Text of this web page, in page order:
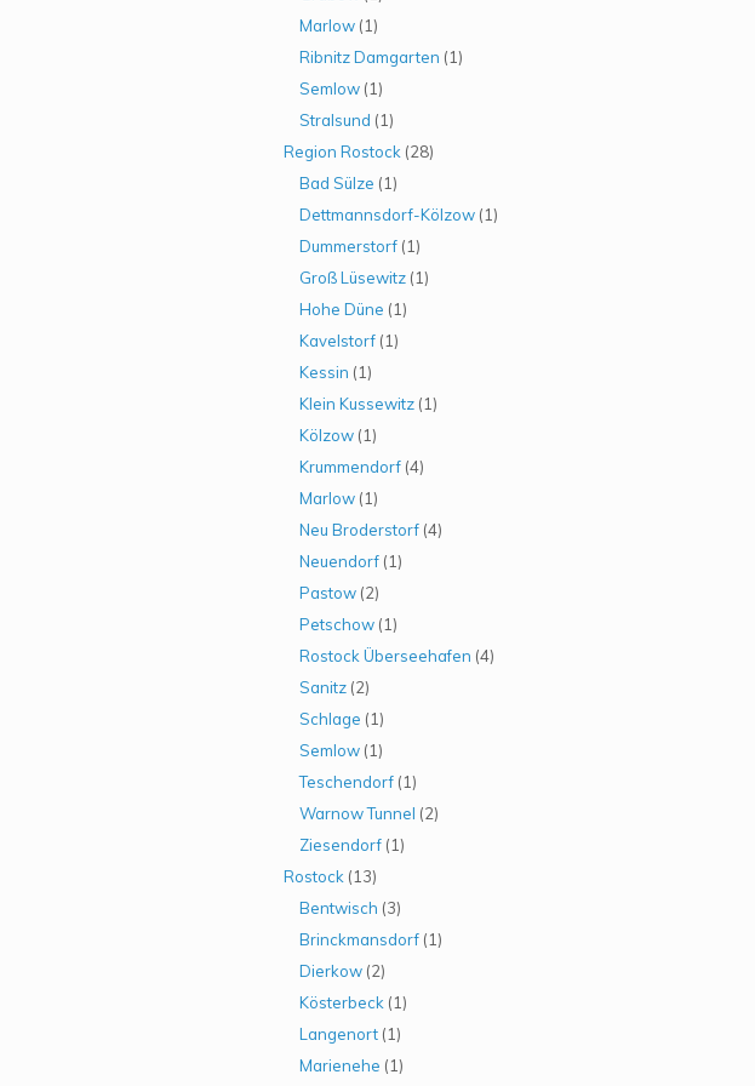
Marlow (1)
Ribnitz Damgarten (1)
Semlow (1)
Stralsund (1)
Region Rostock (28)
Bad Sülze (1)
Dettmannsdorf-Kölzow (1)
Dummerstorf (1)
Groß Lüsewitz (1)
Hohe Düne (1)
Kavelstorf (1)
Kessin (1)
Klein Kussewitz (1)
Kölzow (1)
Krummendorf (4)
Marlow (1)
Neu Broderstorf (4)
Neuendorf (1)
Pastow (2)
Petschow (1)
Rostock Überseehafen (4)
Sanitz (2)
Schlage (1)
Semlow (1)
Teschendorf (1)
Warnow Tunnel (2)
Ziesendorf (1)
Rostock (13)
Bentwisch (3)
Brinckmansdorf (1)
Dierkow (2)
Kösterbeck (1)
Langenort (1)
Marienehe (1)